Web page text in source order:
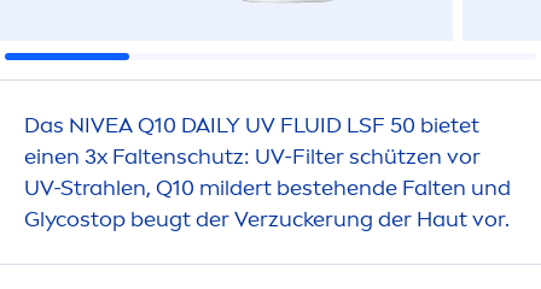
Das NIVEAQ10 DAILY UV FLUID LSF 50 bietet
einen 3x Faltenschutz: UV-Filter schützen vor
UV-Strahlen, Q10 mildert bestehende Falten und
Glycostop beugt der Verzuckerung der Haut vor.